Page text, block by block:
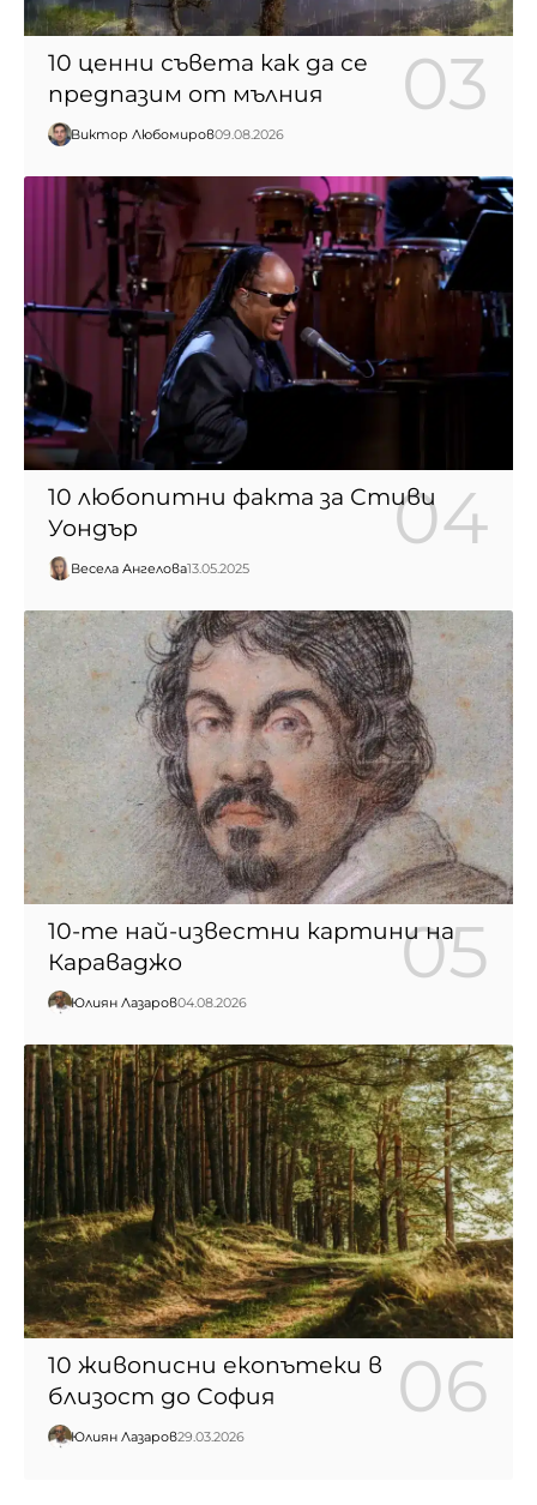
10 ценни съвета как да се
предпазим от мълния
Виктор Любомиров09.08.2026
10 любопитни факта за Стиви
Уондър
Весела Ангелова13.05.2025
10-те най-известни картини на
Караваджо
Юлиян Лазаров04.08.2026
10 живописни екопътеки в
близост до София
Юлиян Лазаров29.03.2026